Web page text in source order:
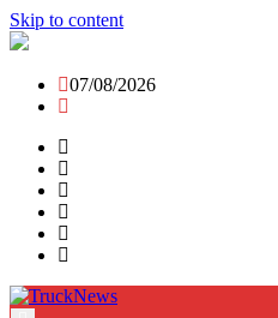
Skip to content
07/08/2026